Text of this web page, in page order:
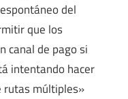
del
que los
canal de pago si
intentando hacer
rutas múltiples»